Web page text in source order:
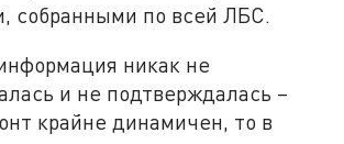
собранными по всей ЛБС.
никак не
и не подтверждалась –
крайне динамичен, то в